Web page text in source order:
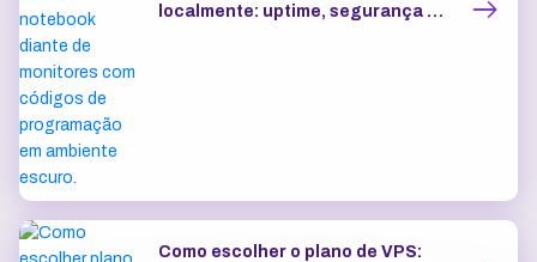
localmente: uptime, segurança e
Como escolher o plano de VPS: